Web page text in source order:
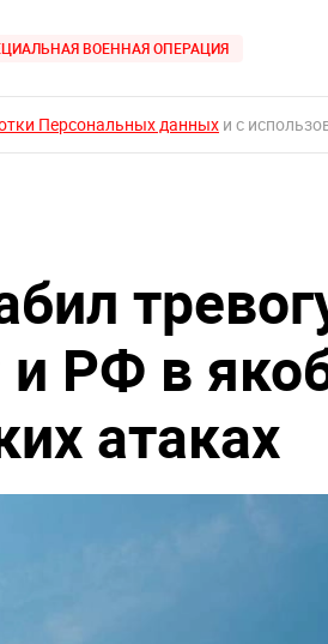
ВОЕННАЯ ОПЕРАЦИЯ
Персональных данных и с
и РФ в
атаках